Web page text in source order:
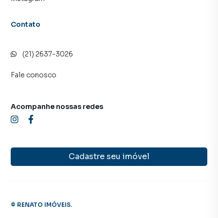
inquilinos.
Contato
(21) 2637-3026
Fale conosco
Cadastre seu imóvel
Acompanhe nossas redes
© RENATO IMÓVEIS.